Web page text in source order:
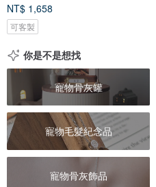
NT$ 1,658
可客製
你是不是想找
寵物骨灰罐
寵物毛髮紀念品
寵物骨灰飾品